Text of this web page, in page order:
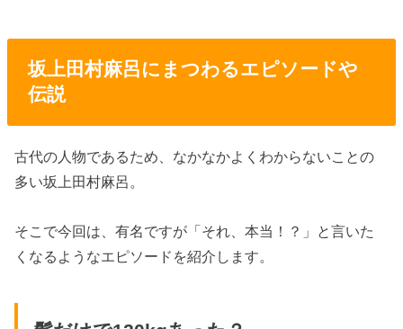
坂上田村麻呂にまつわるエピソードや
伝説
古代の人物であるため、なかなかよくわからないことの
多い坂上田村麻呂。
そこで今回は、有名ですが「それ、本当！？」と言いた
くなるようなエピソードを紹介します。